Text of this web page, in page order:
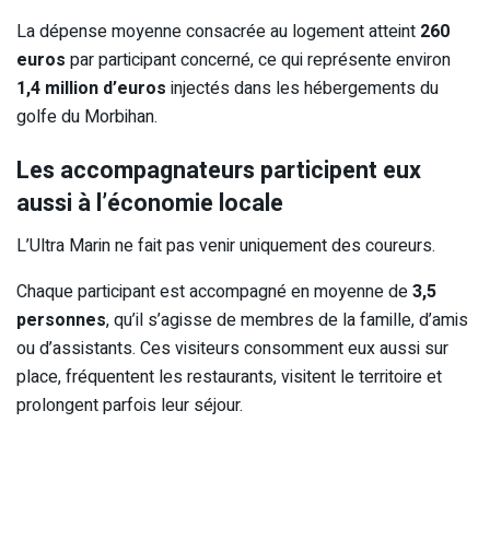
La dépense moyenne consacrée au logement atteint 260
euros par participant concerné, ce qui représente environ
1,4 million d’euros injectés dans les hébergements du
golfe du Morbihan.
Les accompagnateurs participent eux
aussi à l’économie locale
L’Ultra Marin ne fait pas venir uniquement des coureurs.
Chaque participant est accompagné en moyenne de3,5
personnes, qu’il s’agisse de membres de la famille, d’amis
ou d’assistants. Ces visiteurs consomment eux aussi sur
place, fréquentent les restaurants, visitent le territoire et
prolongent parfois leur séjour.